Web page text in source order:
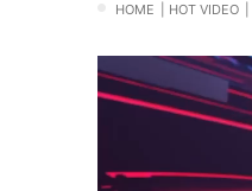
HOME | HOT VIDEO